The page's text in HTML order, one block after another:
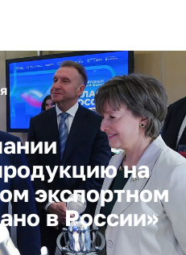
на
экспортном
в России»